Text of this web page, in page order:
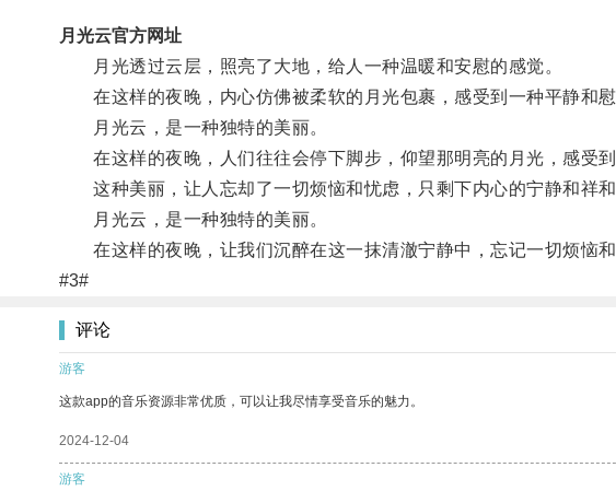
月光云官方网址
月光透过云层，照亮了大地，给人一种温暖和安慰的感觉。
在这样的夜晚，内心仿佛被柔软的月光包裹，感受到一种平静和慰
月光云，是一种独特的美丽。
在这样的夜晚，人们往往会停下脚步，仰望那明亮的月光，感受到
这种美丽，让人忘却了一切烦恼和忧虑，只剩下内心的宁静和祥和
月光云，是一种独特的美丽。
在这样的夜晚，让我们沉醉在这一抹清澈宁静中，忘记一切烦恼和
#3#
评论
游客
这款app的音乐资源非常优质，可以让我尽情享受音乐的魅力。
2024-12-04
游客